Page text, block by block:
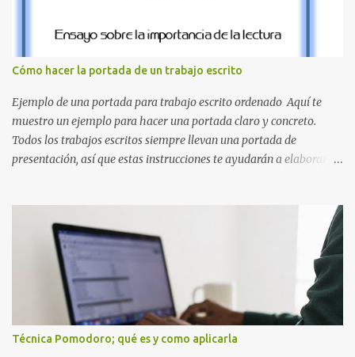
la Q en amarillo brillante, junto con la N y la P en un verde
inspirado en los niveles de los juegos. Formas icónicas : No te
pierdas la letra O , diseñada con ese estilo geométrico tan carac...
Cómo hacer la portada de un trabajo escrito
Ejemplo de una portada para trabajo escrito ordenado Aquí te
muestro un ejemplo para hacer una portada claro y concreto.
Todos los trabajos escritos siempre llevan una portada de
presentación, así que estas instrucciones te ayudarán a elaborar
compartir el enlace de este artículo para que así como a ti también
ellos se puedan guiar con esta explicación. Los datos esenciales
para una portada para presentar un trabajo escrito a mano o
impreso son los siguientes y en este orden: Nombre de la escuela o
del instituto (Es muy importante este dato) Título del trabajo
(Puede ser: Ensayo sobre la lectura, o Informe de computación)
Nombre completo del alumno que va a presentar dicho trabajo
escrito La clase, materia ó asignatura Grupo Nombre del maestro
Técnica Pomodoro; qué es y como aplicarla